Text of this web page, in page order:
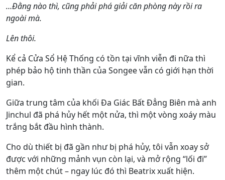
…Đằng nào thì, cũng phải phá giải căn phòng này rồi ra
ngoài mà.
Lên thôi.
Kể cả Cửa Sổ Hệ Thống có tồn tại vĩnh viễn đi nữa thì
phép bảo hộ tinh thần của Songee vẫn có giới hạn thời
gian.
Giữa trung tâm của khối Đa Giác Bất Đẳng Biên mà anh
Jinchul đã phá hủy hết một nửa, thì một vòng xoáy màu
trắng bắt đầu hình thành.
Cho dù thiết bị đã gần như bị phá hủy, tôi vẫn xoay sở
được với những mảnh vụn còn lại, và mở rộng “lối đi”
thêm một chút – ngay lúc đó thì Beatrix xuất hiện.